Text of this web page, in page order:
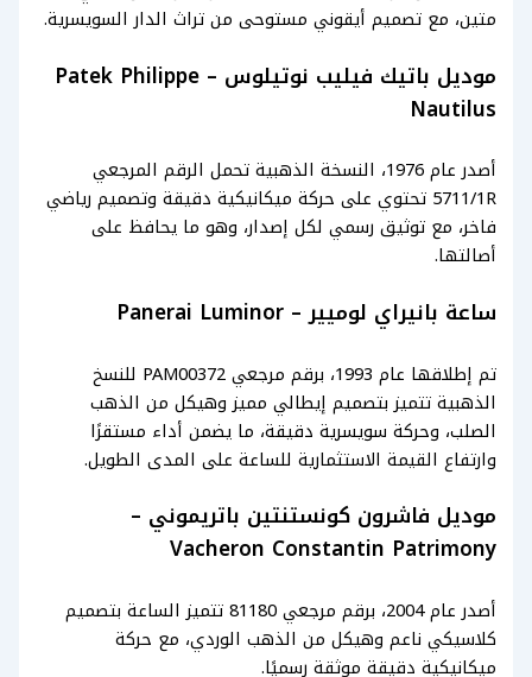
متين، مع تصميم أيقوني مستوحى من تراث الدار السويسرية.
موديل باتيك فيليب نوتيلوس – Patek Philippe
Nautilus
أصدر عام 1976، النسخة الذهبية تحمل الرقم المرجعي
5711/1R تحتوي على حركة ميكانيكية دقيقة وتصميم رياضي
فاخر، مع توثيق رسمي لكل إصدار، وهو ما يحافظ على
أصالتها.
ساعة بانيراي لوميير – Panerai Luminor
تم إطلاقها عام 1993، برقم مرجعي PAM00372 للنسخ
الذهبية تتميز بتصميم إيطالي مميز وهيكل من الذهب
الصلب، وحركة سويسرية دقيقة، ما يضمن أداء مستقرًا
وارتفاع القيمة الاستثمارية للساعة على المدى الطويل.
موديل فاشرون كونستنتين باتريموني –
Vacheron Constantin Patrimony
أصدر عام 2004، برقم مرجعي 81180 تتميز الساعة بتصميم
كلاسيكي ناعم وهيكل من الذهب الوردي، مع حركة
ميكانيكية دقيقة موثقة رسميًا.